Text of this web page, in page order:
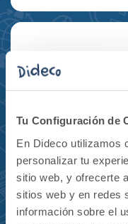
Tu Configuración de
En Dideco utilizamos
personalizar tu
sitio web, y ofrecerte
sitios web y en redes
información sobre el